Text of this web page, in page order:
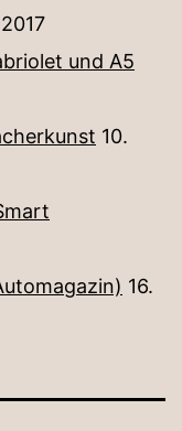
und A5
10.
16.